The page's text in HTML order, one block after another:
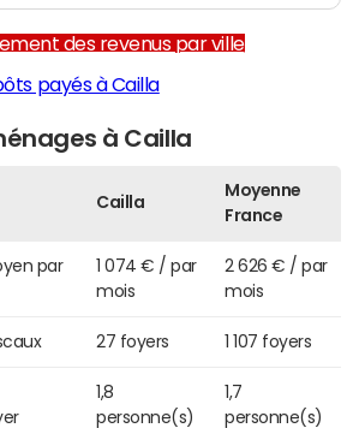
des revenus par ville
payés à Cailla
à Cailla
Cailla
Moyenne
France
par
1 074 € / par
mois
2 626 € / par
mois
27 foyers 1 107 foyers
1,8
personne(s)
1,7
personne(s)